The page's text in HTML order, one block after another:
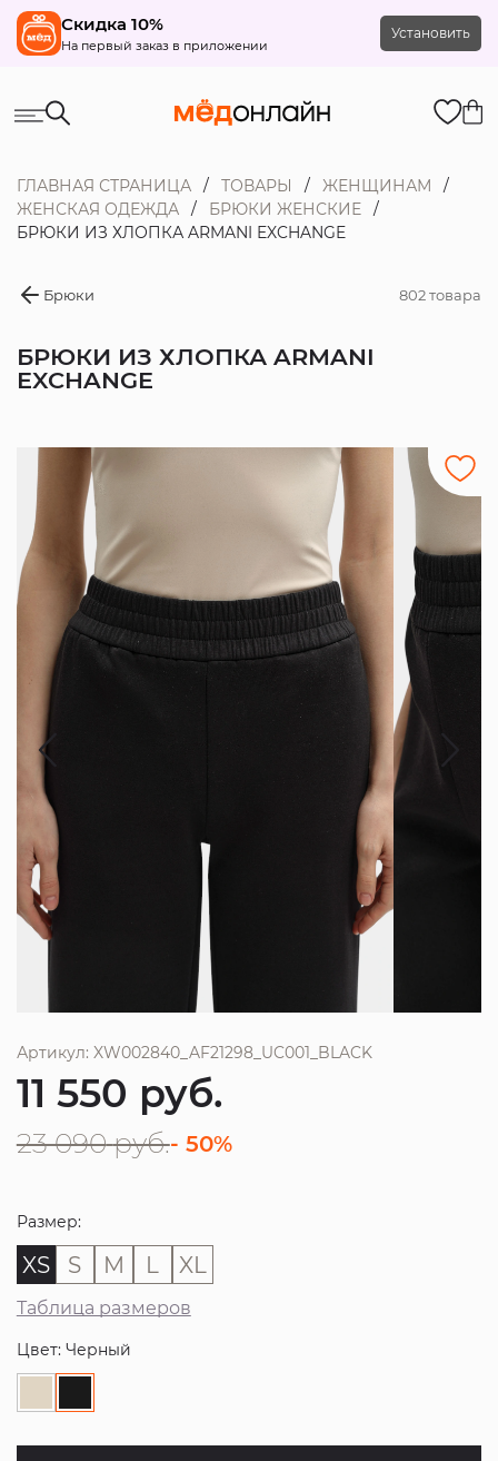
Скидка 10%
На первый заказ в приложении
Установить
ГЛАВНАЯ СТРАНИЦА ТОВАРЫ
ЖЕНЩИНАМ
ЖЕНСКАЯ ОДЕЖДА
БРЮКИ ЖЕНСКИЕ
БРЮКИ ИЗ ХЛОПКА ARMANI EXCHANGE
Брюки 802 товара
БРЮКИ ИЗ ХЛОПКА ARMANI
EXCHANGE
Артикул: XW002840_AF21298_UC001_BLACK
11 550 руб.
23 090 руб.- 50%
Размер:
XS S M L XL
Таблица размеров
Цвет: Черный